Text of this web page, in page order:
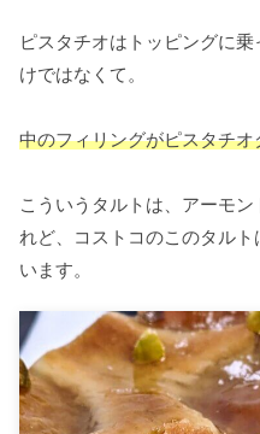
ピスタチオはトッピングに
けではなくて。
中のフィリングがピスタチオ
こういうタルトは、アーモ
れど、コストコのこのタル
います。